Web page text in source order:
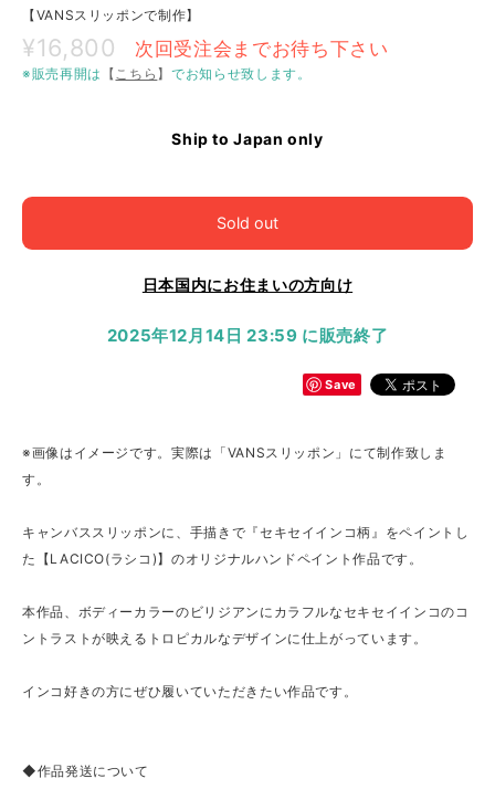
【VANSスリッポンで制作】
¥16,800 次回受注会までお待ち下さい
※販売再開は 【こちら 】でお知らせ致します。
Ship to Japan only
Sold out
日本国内にお住まいの方向け
2025年12月14日 23:59 に販売終了
Save
※画像はイメージです。実際は「VANSスリッポン」にて制作致しま
す。
キャンバススリッポンに、手描きで『セキセイインコ柄』をペイントし
た【LACICO(ラシコ)】のオリジナルハンドペイント作品です。
本作品、ボディーカラーのビリジアンにカラフルなセキセイインコのコ
ントラストが映えるトロピカルなデザインに仕上がっています。
インコ好きの方にぜひ履いていただきたい作品です。
◆作品発送について